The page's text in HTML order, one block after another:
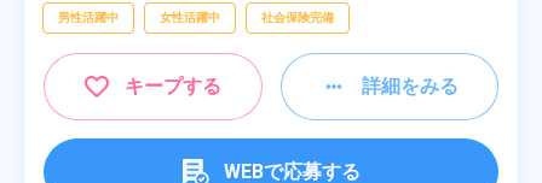
男性活躍中 女性活躍中 社会保険完備
キープする 詳細をみる
WEBで応募する